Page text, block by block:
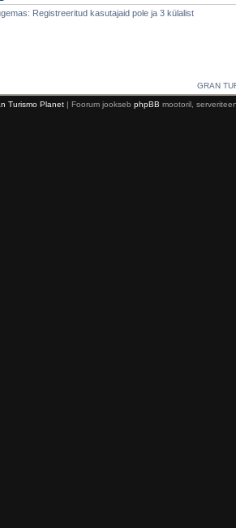
Registreeritud kasutajaid pole ja 3 külalist
GRAN
Turismo Planet | Foorum jookseb phpBB mootoril,